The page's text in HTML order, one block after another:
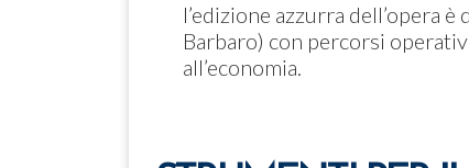
l’edizione azzurra dell’opera
Barbaro) con percorsi
all’economia.